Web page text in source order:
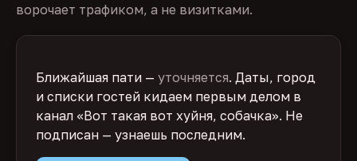
ворочает трафиком, а не визитками.
Ближайшая пати — уточняется. Даты, город
и списки гостей кидаем первым делом в
канал «Вот такая вот хуйня, собачка». Не
подписан — узнаешь последним.